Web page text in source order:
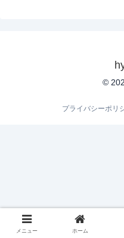
©
プライバシーポリ
メニュー ホーム